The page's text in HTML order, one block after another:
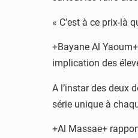
« C’est à ce prix-là
+Bayane Al
implication des
A l’instar des deux
série unique à
+Al Massae+